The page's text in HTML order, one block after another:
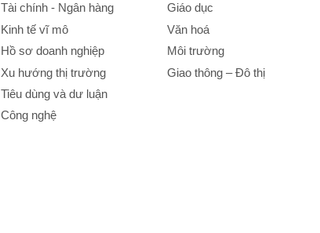
Tài chính - Ngân hàng
Kinh tế vĩ mô
Hồ sơ doanh nghiệp
Xu hướng thị trường
Tiêu dùng và dư luận
Công nghệ
Giáo dục
Văn hoá
Môi trường
Giao thông – Đô thị